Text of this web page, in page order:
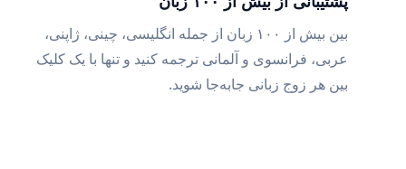
بین بیش از ۱۰۰ زبان از جمله انگلیسی، چینی، ژاپنی،
عربی، فرانسوی و آلمانی ترجمه کنید و تنها با یک کلیک
بین هر زوج زبانی جابه‌جا شوید.